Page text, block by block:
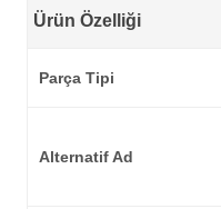
Ürün Özelliği
Parça Tipi
Alternatif Ad